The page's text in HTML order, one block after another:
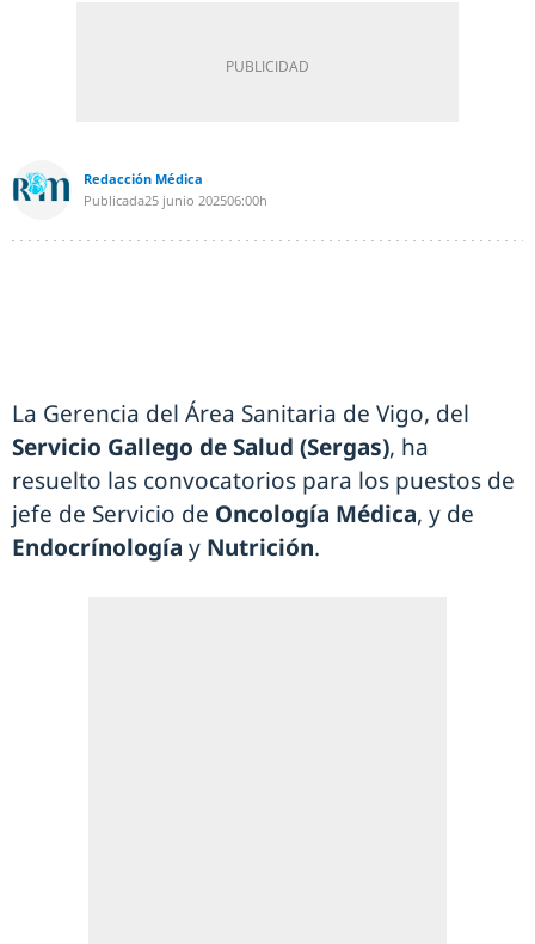
Redacción Médica
Publicada25 junio 202506:00h
La Gerencia del Área Sanitaria de Vigo, del
Servicio Gallego de Salud (Sergas), ha
resuelto las convocatorios para los puestos de
jefe de Servicio de Oncología Médica, y de
Endocrínología y Nutrición.